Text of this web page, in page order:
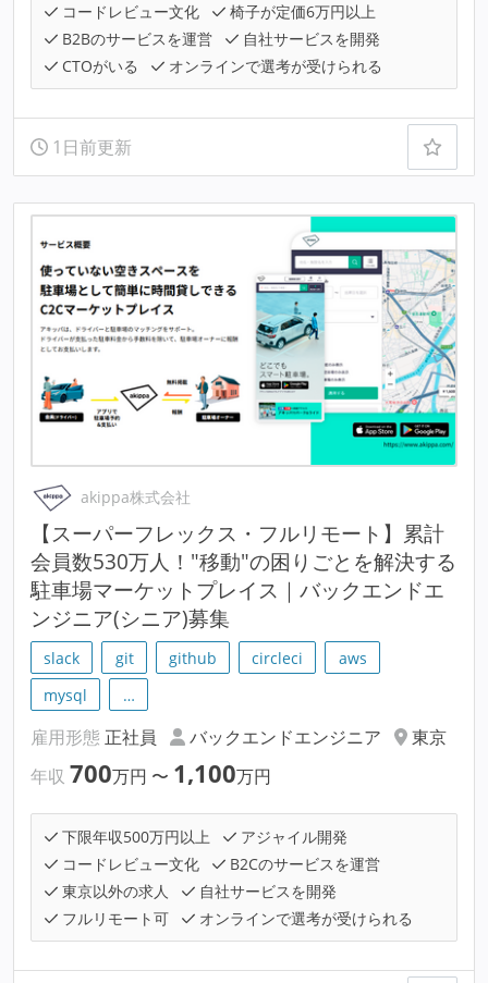
コードレビュー文化
椅子が定価6万円以上
B2Bのサービスを運営
自社サービスを開発
CTOがいる
オンラインで選考が受けられる
1日前更新
akippa株式会社
【スーパーフレックス・フルリモート】累計
会員数530万人！"移動"の困りごとを解決する
駐車場マーケットプレイス｜バックエンドエ
ンジニア(シニア)募集
slack git github circleci
aws
mysql
…
雇用形態 正社員 バックエンドエンジニア
東京
年収 700万円 〜 1,100万円
下限年収500万円以上
アジャイル開発
コードレビュー文化
B2Cのサービスを運営
東京以外の求人
自社サービスを開発
フルリモート可
オンラインで選考が受けられる